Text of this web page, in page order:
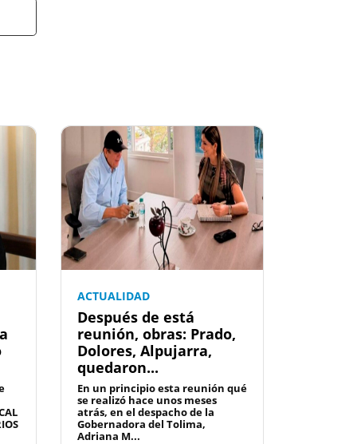
ACTUALIDAD
Después de está
reunión, obras: Prado,
Dolores, Alpujarra,
quedaron...
En un principio esta reunión qué
se realizó hace unos meses
atrás, en el despacho de la
Gobernadora del Tolima,
Adriana M...